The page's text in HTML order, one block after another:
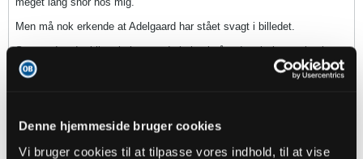
Denne hjemmeside bruger cookies
Vi bruger cookies til at tilpasse vores indhold, til at vise
Men må nok erkende at Adelgaard har stået svagt i billedet.
Syntes dog det bliver bekymrende hvis vi går ud og køber en backup
til vores svageste spiller. Det er imo ikke vejen til top 6. Så jeg håber
da han er en direkte forstærkning af start 11.
Y.N.W.A ❤️